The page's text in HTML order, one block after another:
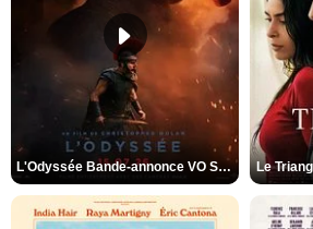
L'Odyssée Bande-annonce VO STFR Le